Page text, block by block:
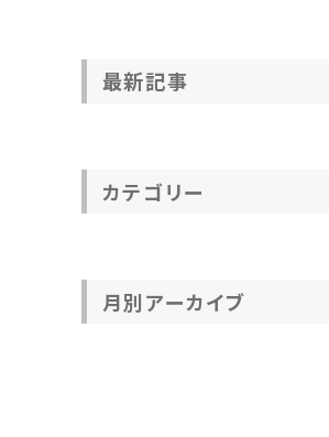
最新記事
カテゴリー
月別アーカイブ